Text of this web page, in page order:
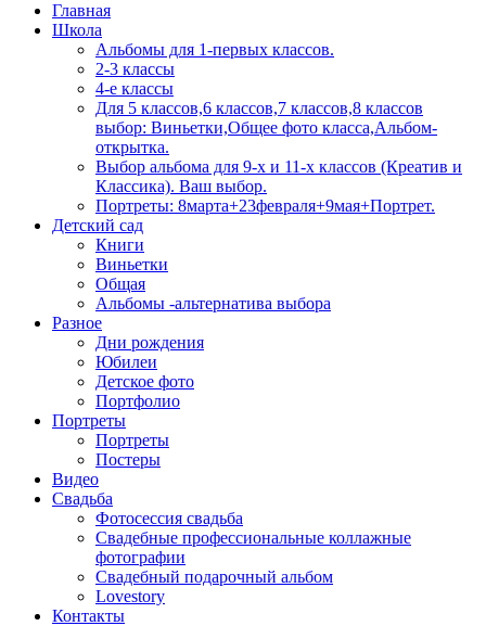
Главная
Школа
Альбомы для 1-первых классов.
2-3 классы
4-е классы
Для 5 классов,6 классов,7 классов,8 классов
выбор: Виньетки,Общее фото класса,Альбом-
открытка.
Выбор альбома для 9-х и 11-х классов (Креатив и
Классика). Ваш выбор.
Портреты: 8марта+23февраля+9мая+Портрет.
Детский сад
Книги
Виньетки
Общая
Альбомы -альтернатива выбора
Разное
Дни рождения
Юбилеи
Детское фото
Портфолио
Портреты
Портреты
Постеры
Видео
Свадьба
Фотосессия свадьба
Свадебные профессиональные коллажные
фотографии
Свадебный подарочный альбом
Lovestory
Контакты